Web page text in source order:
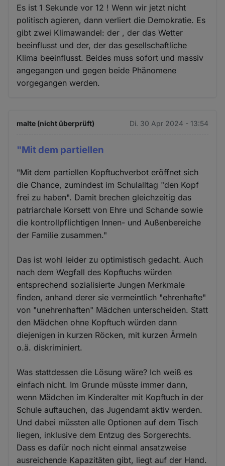
Es ist 1 Sekunde vor 12 ! Wenn wir jetzt nicht
politisch agieren, dann verliert die Demokratie. Es
gibt zwei Klimawandel: der , der das Wetter
beeinflusst und der, der das gesellschaftliche
Klima beeinflusst. Beides muss sofort und massiv
angegangen und gegen beide Phänomene
vorgegangen werden.
malte (nicht überprüft) Di. 30 Apr 2024 - 13:54
"Mit dem partiellen
"Mit dem partiellen Kopftuchverbot eröffnet sich
die Chance, zumindest im Schulalltag "den Kopf
frei zu haben". Damit brechen gleichzeitig das
patriarchale Korsett von Ehre und Schande sowie
die kontrollpflichtigen Innen- und Außenbereiche
der Familie zusammen."
Das ist wohl leider zu optimistisch gedacht. Auch
nach dem Wegfall des Kopftuchs würden
entsprechend sozialisierte Jungen Merkmale
finden, anhand derer sie vermeintlich "ehrenhafte"
von "unehrenhaften" Mädchen unterscheiden. Statt
den Mädchen ohne Kopftuch würden dann
diejenigen in kurzen Röcken, mit kurzen Ärmeln
o.ä. diskriminiert.
Was stattdessen die Lösung wäre? Ich weiß es
einfach nicht. Im Grunde müsste immer dann,
wenn Mädchen im Kinderalter mit Kopftuch in der
Schule auftauchen, das Jugendamt aktiv werden.
Und dabei müssten alle Optionen auf dem Tisch
liegen, inklusive dem Entzug des Sorgerechts.
Dass es dafür noch nicht einmal ansatzweise
ausreichende Kapazitäten gibt, liegt auf der Hand.